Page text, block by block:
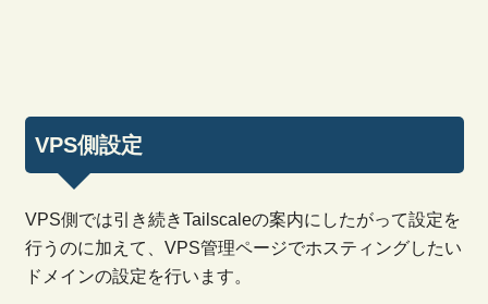
VPS側設定
VPS側では引き続きTailscaleの案内にしたがって設定を
行うのに加えて、VPS管理ページでホスティングしたい
ドメインの設定を行います。